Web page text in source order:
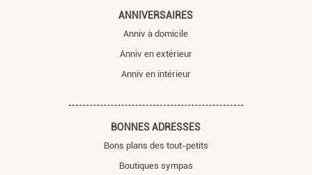
ANNIVERSAIRES
Anniv à domicile
Anniv en extérieur
Anniv en intérieur
BONNES ADRESSES
Bons plans des tout-petits
Boutiques sympas